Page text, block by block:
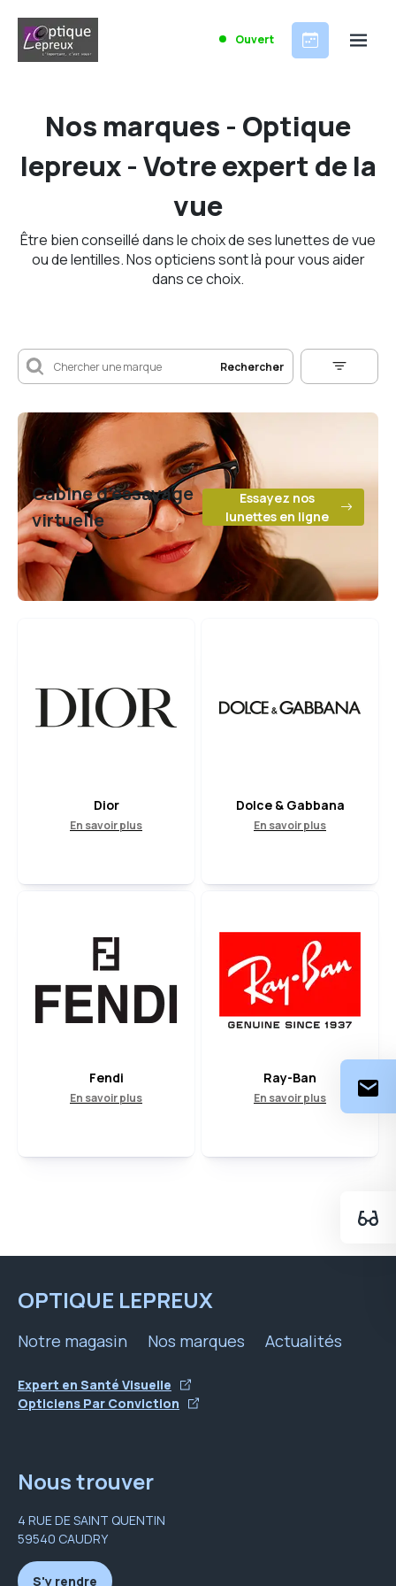
Ouvert
Nos marques - Optique
lepreux - Votre expert de la
vue
Être bien conseillé dans le choix de ses lunettes de vue
ou de lentilles. Nos opticiens sont là pour vous aider
dans ce choix.
Rechercher
Cabine d’essayage
virtuelle
Essayez nos
lunettes en ligne
Dior
En savoir plus
Dolce & Gabbana
En savoir plus
Fendi
En savoir plus
Ray-Ban
En savoir plus
OPTIQUE LEPREUX
Notre magasin Nos marques Actualités
Expert en Santé Visuelle
Opticiens Par Conviction
Nous trouver
4 RUE DE SAINT QUENTIN
59540 CAUDRY
S'y rendre